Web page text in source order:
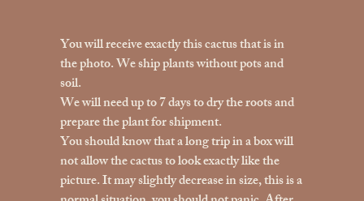
You will receive exactly this cactus that is in
the photo. We ship plants without pots and
soil.
We will need up to 7 days to dry the roots and
prepare the plant for shipment.
You should know that a long trip in a box will
not allow the cactus to look exactly like the
picture. It may slightly decrease in size, this is a